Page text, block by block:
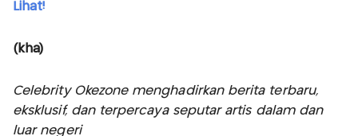
Lihat!
(kha)
Celebrity Okezone menghadirkan berita terbaru,
eksklusif, dan terpercaya seputar artis dalam dan
luar negeri